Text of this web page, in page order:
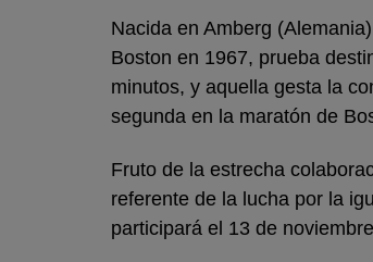
Nacida en Amberg
Boston en 1967, prueba
minutos, y aquella gesta la
segunda en la maratón de
Fruto de la estrecha
referente de la lucha por la
participará el 13 de